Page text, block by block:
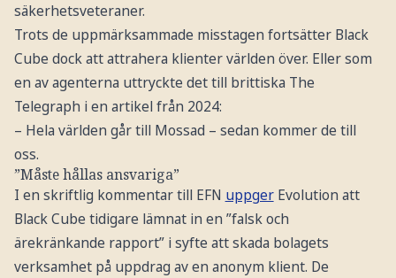
säkerhetsveteraner.
Trots de uppmärksammade misstagen fortsätter Black
Cube dock att attrahera klienter världen över. Eller som
en av agenterna uttryckte det till brittiska The
Telegraph i en artikel från 2024:
– Hela världen går till Mossad – sedan kommer de till
oss.
”Måste hållas ansvariga”
I en skriftlig kommentar till EFN uppgerEvolution att
Black Cube tidigare lämnat in en ”falsk och
ärekränkande rapport” i syfte att skada bolagets
verksamhet på uppdrag av en anonym klient. De